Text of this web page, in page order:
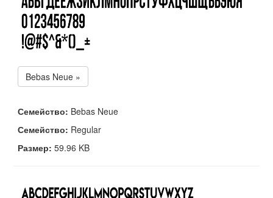
Bebas Neue »
Семейство: Bebas Neue
Семейство: Regular
Размер: 59.96 KB